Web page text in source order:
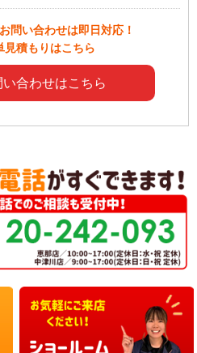
問い合わせは即日対応！
見積もりはこちら
合わせはこちら